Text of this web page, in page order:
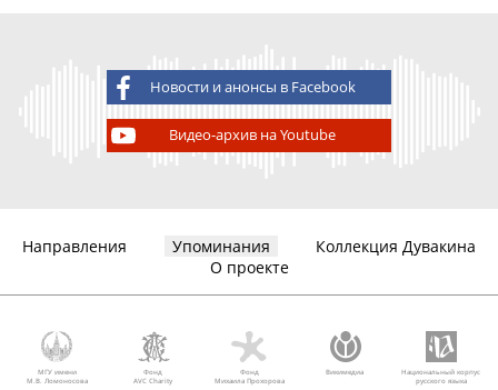
Новости и анонсы в Facebook
Видео-архив на Youtube
Направления Упоминания
Коллекция Дувакина
О проекте
МГУ имени
М.В. Ломоносова
Фонд
AVC Charity
Фонд
Михаила Прохорова
Викимедиа
Национальный корпус
русского языка